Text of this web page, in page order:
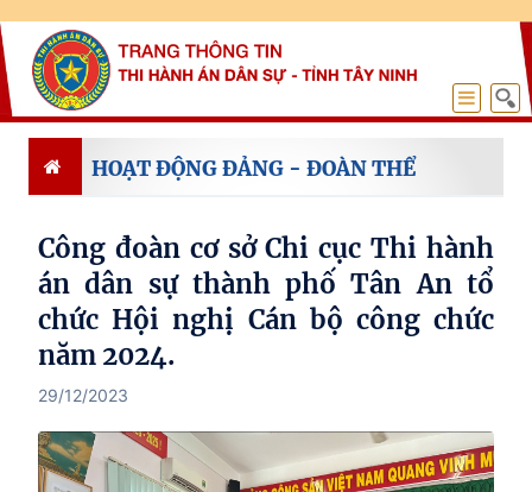
HOẠT ĐỘNG ĐẢNG - ĐOÀN THỂ
Công đoàn cơ sở Chi cục Thi hành
án dân sự thành phố Tân An tổ
chức Hội nghị Cán bộ công chức
năm 2024.
29/12/2023